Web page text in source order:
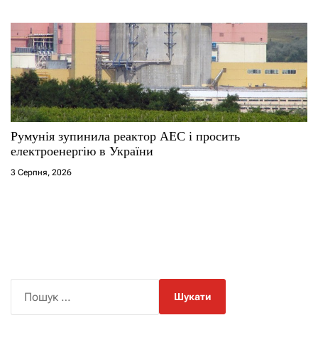
Румунія зупинила реактор АЕС і просить
електроенергію в України
3 Серпня, 2026